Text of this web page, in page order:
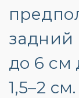
задний
до 6 см
1,5–2